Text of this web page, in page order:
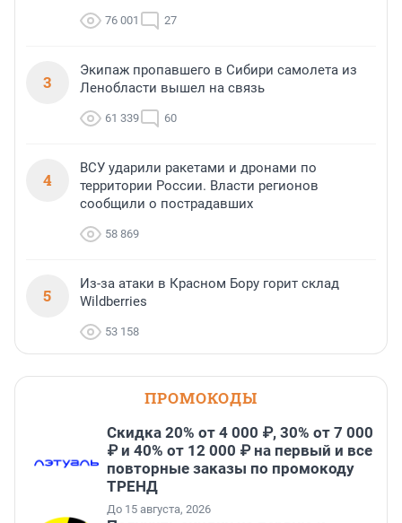
76 001 27
3
Экипаж пропавшего в Сибири самолета из
Ленобласти вышел на связь
61 339 60
4
ВСУ ударили ракетами и дронами по
территории России. Власти регионов
сообщили о пострадавших
58 869
5
Из-за атаки в Красном Бору горит склад
Wildberries
53 158
ПРОМОКОДЫ
Скидка 20% от 4 000 ₽, 30% от 7 000
₽ и 40% от 12 000 ₽ на первый и все
повторные заказы по промокоду
ТРЕНД
До 15 августа, 2026